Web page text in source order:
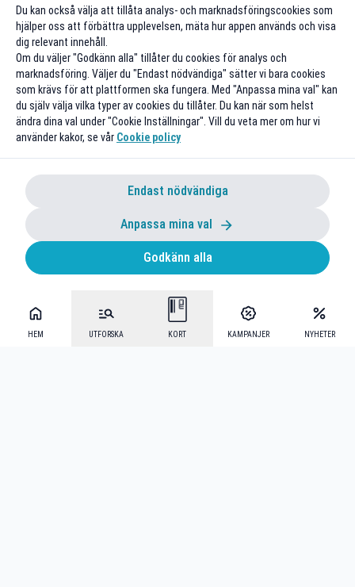
HEM UTFORSKA KORT KAMPANJER NYHETER
Du kan också välja att tillåta analys- och marknadsföringscookies som
hjälper oss att förbättra upplevelsen, mäta hur appen används och visa
dig relevant innehåll.
Om du väljer "Godkänn alla" tillåter du cookies för analys och
marknadsföring. Väljer du "Endast nödvändiga" sätter vi bara cookies
som krävs för att plattformen ska fungera. Med "Anpassa mina val" kan
du själv välja vilka typer av cookies du tillåter. Du kan när som helst
ändra dina val under "Cookie Inställningar". Vill du veta mer om hur vi
använder kakor, se vår Cookie policy
Endast nödvändiga
Anpassa mina val
Godkänn alla